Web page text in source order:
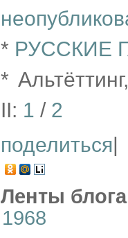
* РУССКИЕ
*
II: 1 / 2
поделиться|
Ленты
1968